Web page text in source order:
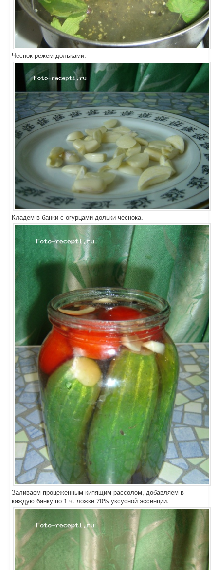
Чеснок режем дольками.
Кладем в банки с огурцами дольки чеснока.
Заливаем процеженным кипящим рассолом, добавляем в
каждую банку по 1 ч. ложке 70% уксусной эсcенции.